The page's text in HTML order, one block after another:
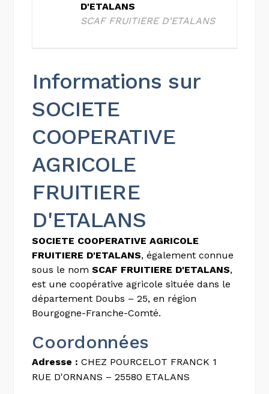
D'ETALANS
SCAF FRUITIERE D'ETALANS
Informations sur
SOCIETE
COOPERATIVE
AGRICOLE
FRUITIERE
D'ETALANS
SOCIETE COOPERATIVE AGRICOLE
FRUITIERE D'ETALANS, également connue
sous le nomSCAF FRUITIERE D'ETALANS,
est une coopérative agricole située dans le
département Doubs – 25, en région
Bourgogne-Franche-Comté.
Coordonnées
Adresse : CHEZ POURCELOT FRANCK 1
RUE D'ORNANS – 25580 ETALANS